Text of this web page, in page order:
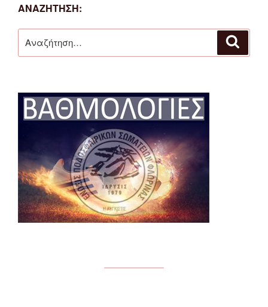
ΑΝΑΖΉΤΗΣΗ:
για: